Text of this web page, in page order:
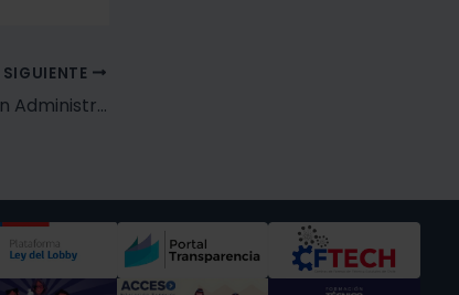
SIGUIENTE
Alumnos/as de TNS en Administración de Sistemas Logísticos y TNS en Operación de Equipos Mineros recibieron su certificación